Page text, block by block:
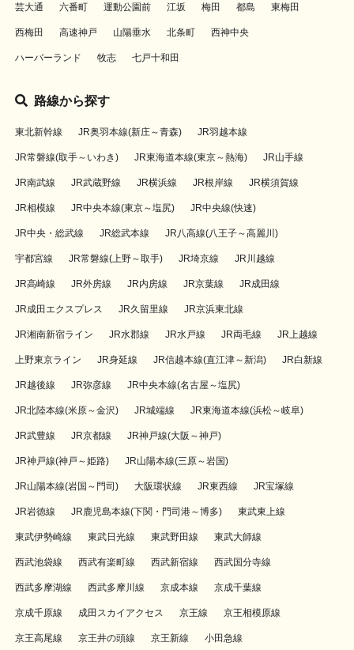
芸大通 六番町 運動公園前 江坂 梅田 都島 東梅田
西梅田 高速神戸 山陽垂水 北条町 西神中央
ハーバーランド 牧志 七戸十和田
路線から探す
東北新幹線 JR奥羽本線(新庄～青森) JR羽越本線
JR常磐線(取手～いわき) JR東海道本線(東京～熱海) JR山手線
JR南武線 JR武蔵野線 JR横浜線 JR根岸線 JR横須賀線
JR相模線 JR中央本線(東京～塩尻) JR中央線(快速)
JR中央・総武線 JR総武本線 JR八高線(八王子～高麗川)
宇都宮線 JR常磐線(上野～取手) JR埼京線 JR川越線
JR高崎線 JR外房線 JR内房線 JR京葉線 JR成田線
JR成田エクスプレス JR久留里線 JR京浜東北線
JR湘南新宿ライン JR水郡線 JR水戸線 JR両毛線 JR上越線
上野東京ライン JR身延線 JR信越本線(直江津～新潟) JR白新線
JR越後線 JR弥彦線 JR中央本線(名古屋～塩尻)
JR北陸本線(米原～金沢) JR城端線 JR東海道本線(浜松～岐阜)
JR武豊線 JR京都線 JR神戸線(大阪～神戸)
JR神戸線(神戸～姫路) JR山陽本線(三原～岩国)
JR山陽本線(岩国～門司) 大阪環状線 JR東西線 JR宝塚線
JR岩徳線 JR鹿児島本線(下関・門司港～博多) 東武東上線
東武伊勢崎線 東武日光線 東武野田線 東武大師線
西武池袋線 西武有楽町線 西武新宿線 西武国分寺線
西武多摩湖線 西武多摩川線 京成本線 京成千葉線
京成千原線 成田スカイアクセス 京王線 京王相模原線
京王高尾線 京王井の頭線 京王新線 小田急線